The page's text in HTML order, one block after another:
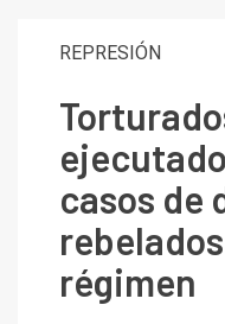
REPRESIÓN
casos de
régimen